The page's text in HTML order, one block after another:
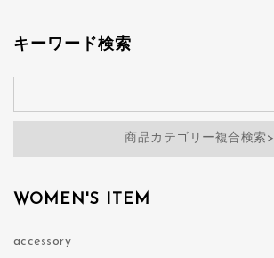
キーワード検索
商品カテゴリー複合検索>
WOMEN'S ITEM
accessory